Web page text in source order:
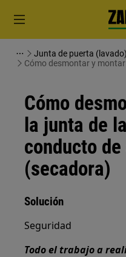
Junta de puerta (lavado)
Cómo desmontar y
Cómo
la junta de
conducto
(secadora)
Solución
Seguridad
Todo el trabajo a